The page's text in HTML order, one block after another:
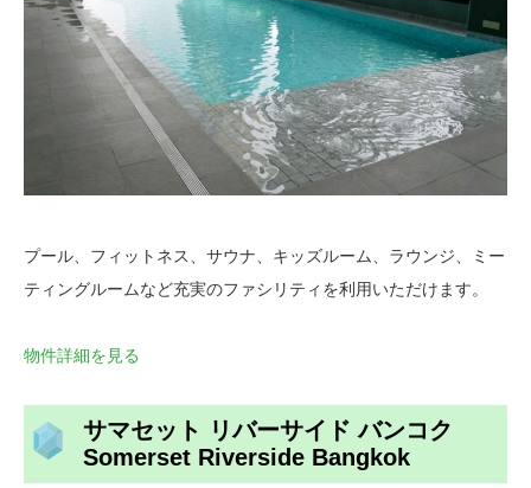
プール、フィットネス、サウナ、キッズルーム、ラウンジ、ミー
ティングルームなど充実のファシリティを利用いただけます。
物件詳細を見る
サマセット リバーサイド バンコク
Somerset Riverside Bangkok